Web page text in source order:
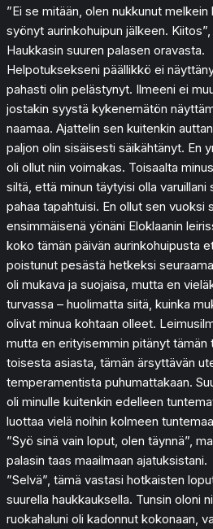
”Ei se mitään, olen nukkunut
syönyt aurinkohuipun jälkeen.
Haukkasin suuren palasen oravasta.
Helpotuksekseni päällikkö ei
pahasti olin pelästynyt. Ilmeeni ei
jostakin syystä kykenemätön
naamaa. Ajattelin sen kuitenkin
paljon olin sisäisesti säikähtänyt. En
oli ollut niin voimakas. Toisaalta
siltä, että minun täytyisi olla varuillani
pahaa tapahtuisi. En ollut sen vuoksi
ensimmäisenä yönäni Eloklaanin
koko tämän päivän aurinkohuipusta
poistunut pesästä hetkeksi
oli mukava ja suojaisa, mutta en
turvassa – huolimatta siitä, kuinka
olivat minua kohtaan olleet.
mutta en erityisemmin pitänyt tämän
toisesta asiasta, tämän ärsyttävän
temperamentista puhumattakaan.
oli minulle kuitenkin edelleen
luottaa vielä noihin kolmeen
”Syö sinä vain loput, olen täynnä”,
palasin taas maailmaan ajatuksistani.
”Selvä”, tämä vastasi hotkaisten
suurella haukkauksella. Tunsin oloni
ruokahaluni oli kadonnut kokonaan,